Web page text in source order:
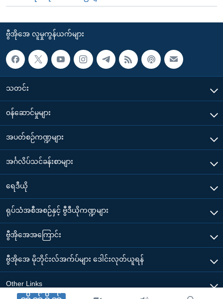
ဗွီအိုအေ လူမှုကွန်ယက်များ
သတင်း
၀န်ဆောင်မှုများ
အပတ်စဉ်ကဏ္ဍများ
အင်္ဂလိပ်သင်ခန်းစာများ
ရေဒီယို
ရုပ်သံအစီအစဉ်နှင့် ဗွီဒီယိုကဏ္ဍများ
ဗွီအိုအေအကြောင်း
ဗွီအိုအေ မိုဘိုင်းလ်အက်ပ်များ ဒေါင်းလုတ်ယူရန်
Other Links